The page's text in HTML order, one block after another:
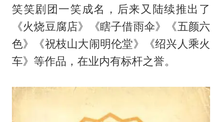
笑笑剧团一笑成名，后来又陆续推出了
《火烧豆腐店》《瞎子借雨伞》《五颜六
色》《祝枝山大闹明伦堂》《绍兴人乘火
车》等作品，在业内有标杆之誉。